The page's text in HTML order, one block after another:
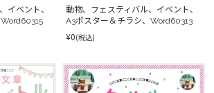
イベント、
動物、フェスティバル、イベント、
A3ポスター＆チラシ、Word60313
¥0(税込)